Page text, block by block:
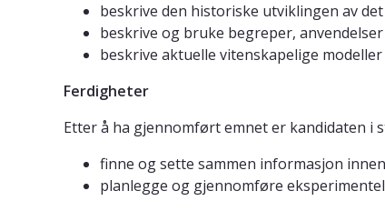
beskrive den historiske utviklingen av
beskrive og bruke begreper,
beskrive aktuelle vitenskapelige
Ferdigheter
Etter å ha gjennomført emnet er kandidaten i
finne og sette sammen informasjon
planlegge og gjennomføre